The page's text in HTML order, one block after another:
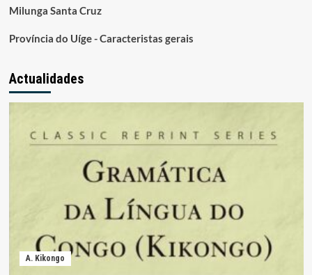
Milunga Santa Cruz
Província do Uíge - Caracteristas gerais
Actualidades
A. Kikongo